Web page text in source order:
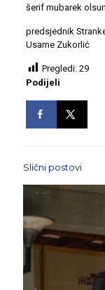
šerif mubarek
predsjednik
Usame Zukorlić
Pregledi: 29
Podijeli
Slični postovi